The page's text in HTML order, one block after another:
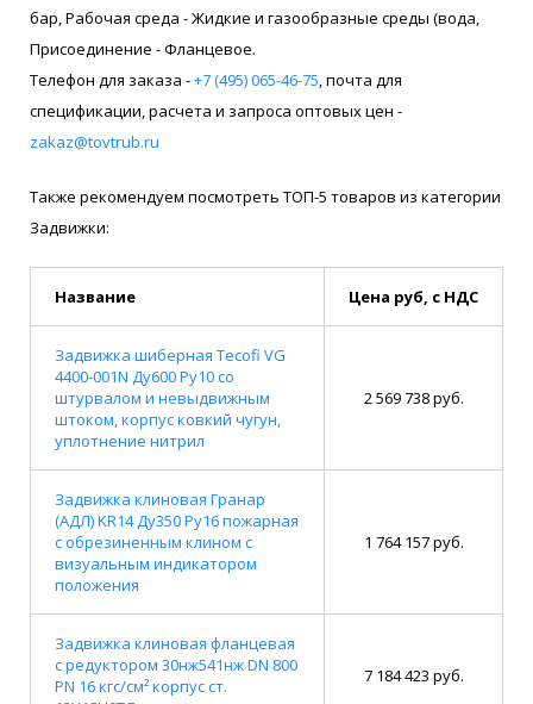
бар, Рабочая среда - Жидкие и газообразные среды (вода,
Присоединение - Фланцевое.
Телефон для заказа -+7 (495) 065-46-75 , почта для
спецификации, расчета и запроса оптовых цен -
zakaz@tovtrub.ru
Также рекомендуем посмотреть ТОП-5 товаров из категории
Задвижки:
Название Цена руб, с НДС
Задвижка шиберная Tecofi VG
4400-001N Ду600 Ру10 со
штурвалом и невыдвижным
штоком, корпус ковкий чугун,
уплотнение нитрил
2 569 738 руб.
Задвижка клиновая Гранар
(АДЛ) KR14 Ду350 Ру16 пожарная
с обрезиненным клином с
визуальным индикатором
положения
1 764 157 руб.
Задвижка клиновая фланцевая
с редуктором 30нж541нж DN 800
PN 16 кгс/см² корпус ст.
7 184 423 руб.